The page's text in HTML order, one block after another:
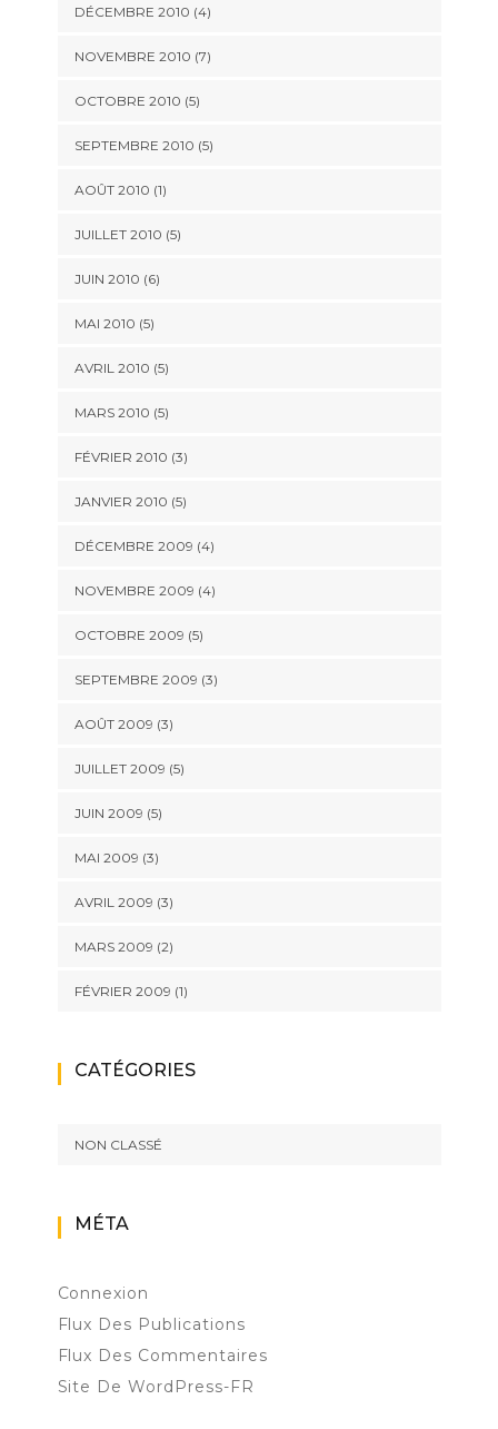
DÉCEMBRE 2010 (4)
NOVEMBRE 2010 (7)
OCTOBRE 2010 (5)
SEPTEMBRE 2010 (5)
AOÛT 2010 (1)
JUILLET 2010 (5)
JUIN 2010 (6)
MAI 2010 (5)
AVRIL 2010 (5)
MARS 2010 (5)
FÉVRIER 2010 (3)
JANVIER 2010 (5)
DÉCEMBRE 2009 (4)
NOVEMBRE 2009 (4)
OCTOBRE 2009 (5)
SEPTEMBRE 2009 (3)
AOÛT 2009 (3)
JUILLET 2009 (5)
JUIN 2009 (5)
MAI 2009 (3)
AVRIL 2009 (3)
MARS 2009 (2)
FÉVRIER 2009 (1)
CATÉGORIES
NON CLASSÉ
MÉTA
Connexion
Flux Des Publications
Flux Des Commentaires
Site De WordPress-FR